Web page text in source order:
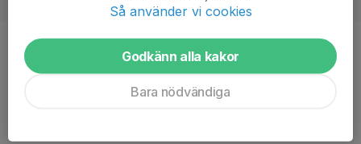
Position
-
Ålder
7 år
Så använder vi cookies
Godkänn alla kakor
Bara nödvändiga